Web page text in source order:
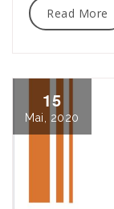
Read More
15
Mai, 2020